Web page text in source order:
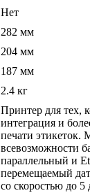
Нет
282 мм
204 мм
187 мм
2.4 кг
Принтер для тех,
интеграция и
печати этикеток.
всевозможности
параллельный и
перемещаемый
со скоростью до